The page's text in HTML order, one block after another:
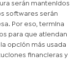
serán mantenidos
softwares serán
Por eso, termina
para que atiendan
opción más usada
financieras y